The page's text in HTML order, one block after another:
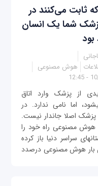
ثابت می‌‌کنند در
شما یک انسان
هوش مصنوعی
از پزشک وارد اتاق
معاینه می‎شود، اما نامی‎ ندارد. در
پزشک اصلا جاندار نیست.
هوش مصنوعی راه خود را
به بیمارستان‎های سراسر دنیا باز کرده
بار هوش مصنوعی درصدد